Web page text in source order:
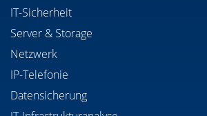
IT-Sicherheit
Server & Storage
Netzwerk
IP-Telefonie
Datensicherung